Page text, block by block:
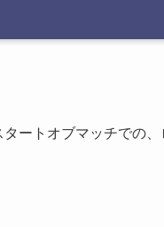
ートオブマッチでの